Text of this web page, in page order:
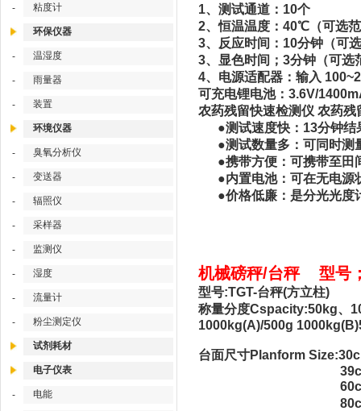
- 粘度计
环保仪器
- 温湿度
- 雨量器
- 装置
环境仪器
- 臭氧分析仪
- 变送器
- 辐照仪
- 采样器
- 监测仪
- 湿度
- 流量计
- 粉尘测定仪
试剂耗材
电子仪表
- 电能
1、测试通道：10个
2、恒温温度：40℃（可选
3、反应时间：10分钟（可
3、显色时间；3分钟（可选
4、电源适配器：输入
可充电锂电池：3.6V/
农药残留快速检测仪 农药
●测试速度快：13分钟结
●测试数量多：可同时测
●携带方便：可携带至田
●内置电池：可在无电源
●价格低廉：是分光光度
机械磅秤/台秤 型号
型号:TGT-台秤(方立柱)
称量分度Cspacity:50kg、
1000kg(A)/500g
台面尺寸Planform